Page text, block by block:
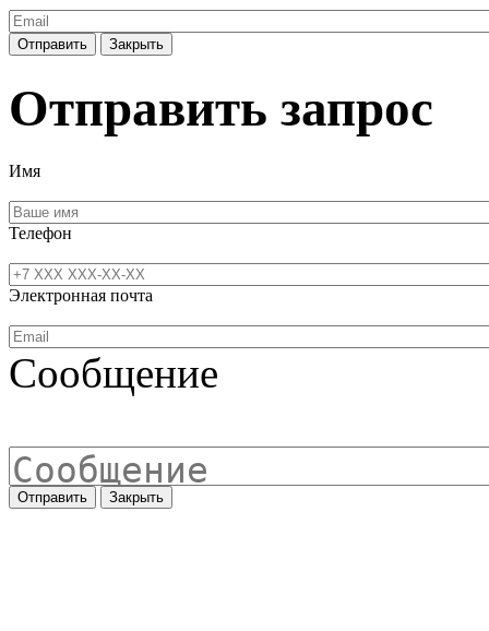
Отправить Закрыть
Отправить запрос
Имя
Телефон
Электронная почта
Сообщение
Отправить Закрыть